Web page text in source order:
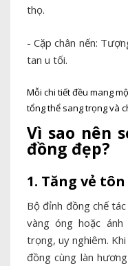
thọ.
- Cặp chân nến:
tan u tối.
Mỗi chi tiết đều mang
tổng thể sang trọng và
Vì sao nên
đồng đẹp?
1. Tăng vẻ
Bộ đỉnh đồng chế
vàng óng hoặc
trọng, uy nghiêm.
đồng cùng làn